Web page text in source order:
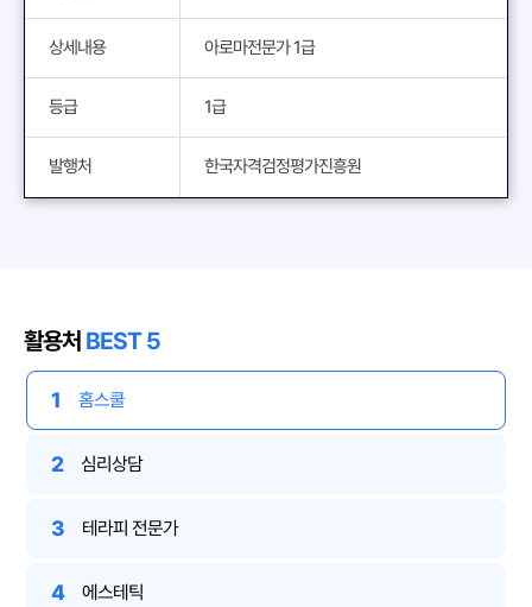
상세내용 아로마전문가 1급
등급 1급
발행처 한국자격검정평가진흥원
활용처 BEST 5
1 홈스쿨
2 심리상담
3 테라피 전문가
4 에스테틱